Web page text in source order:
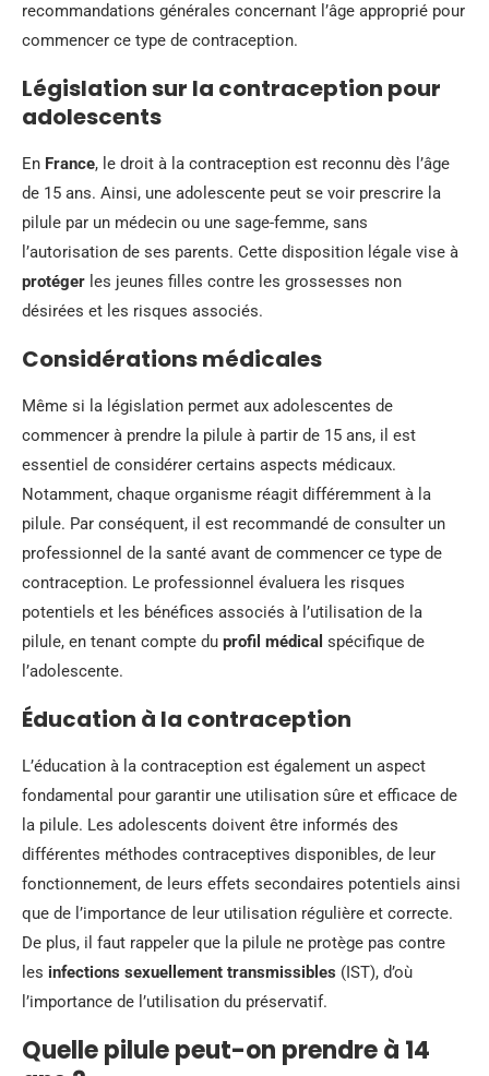
recommandations générales concernant l’âge approprié pour
commencer ce type de contraception.
Législation sur la contraception pour
adolescents
En France, le droit à la contraception est reconnu dès l’âge
de 15 ans. Ainsi, une adolescente peut se voir prescrire la
pilule par un médecin ou une sage-femme, sans
l’autorisation de ses parents. Cette disposition légale vise à
protéger les jeunes filles contre les grossesses non
désirées et les risques associés.
Considérations médicales
Même si la législation permet aux adolescentes de
commencer à prendre la pilule à partir de 15 ans, il est
essentiel de considérer certains aspects médicaux.
Notamment, chaque organisme réagit différemment à la
pilule. Par conséquent, il est recommandé de consulter un
professionnel de la santé avant de commencer ce type de
contraception. Le professionnel évaluera les risques
potentiels et les bénéfices associés à l’utilisation de la
pilule, en tenant compte du profil médical spécifique de
l’adolescente.
Éducation à la contraception
L’éducation à la contraception est également un aspect
fondamental pour garantir une utilisation sûre et efficace de
la pilule. Les adolescents doivent être informés des
différentes méthodes contraceptives disponibles, de leur
fonctionnement, de leurs effets secondaires potentiels ainsi
que de l’importance de leur utilisation régulière et correcte.
De plus, il faut rappeler que la pilule ne protège pas contre
les infections sexuellement transmissibles (IST), d’où
l’importance de l’utilisation du préservatif.
Quelle pilule peut-on prendre à 14